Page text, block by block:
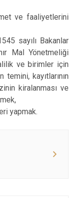
ve faaliyetlerini
sayılı Bakanlar
Mal Yönetmeliği
ve birimler için
kayıtlarının
kiralanması ve
yapmak.